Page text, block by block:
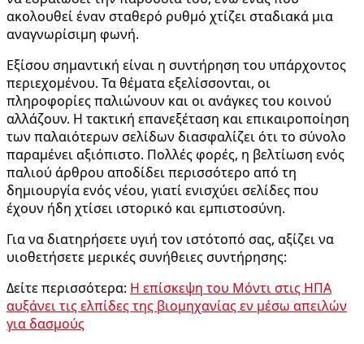
ακολουθεί έναν σταθερό ρυθμό χτίζει σταδιακά μια
αναγνωρίσιμη φωνή.
Εξίσου σημαντική είναι η συντήρηση του υπάρχοντος
περιεχομένου. Τα θέματα εξελίσσονται, οι
πληροφορίες παλιώνουν και οι ανάγκες του κοινού
αλλάζουν. Η τακτική επανεξέταση και επικαιροποίηση
των παλαιότερων σελίδων διασφαλίζει ότι το σύνολο
παραμένει αξιόπιστο. Πολλές φορές, η βελτίωση ενός
παλιού άρθρου αποδίδει περισσότερο από τη
δημιουργία ενός νέου, γιατί ενισχύει σελίδες που
έχουν ήδη χτίσει ιστορικό και εμπιστοσύνη.
Για να διατηρήσετε υγιή τον ιστότοπό σας, αξίζει να
υιοθετήσετε μερικές συνήθειες συντήρησης:
Δείτε περισσότερα: Η επίσκεψη του Μόντι στις ΗΠΑ
αυξάνει τις ελπίδες της βιομηχανίας εν μέσω απειλών
για δασμούς